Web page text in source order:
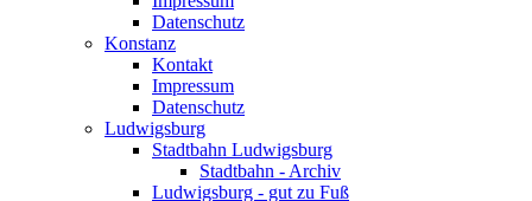
Datenschutz
Konstanz
Kontakt
Impressum
Datenschutz
Ludwigsburg
Stadtbahn Ludwigsburg
Stadtbahn - Archiv
Ludwigsburg - gut zu Fuß